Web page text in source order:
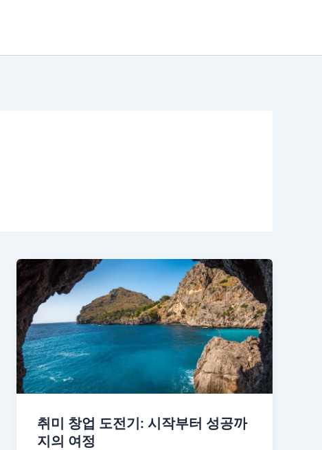
취미 창업 도전기: 시작부터 성공까
지의 여정